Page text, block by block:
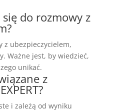
do rozmowy z
z ubezpieczycielem,
Ważne jest, by wiedzieć,
unikać.
z
i zależą od wyniku